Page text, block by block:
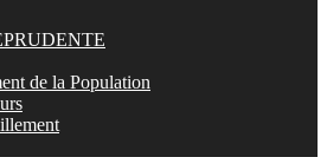
de la Population